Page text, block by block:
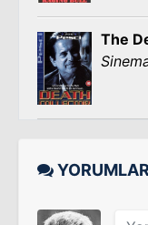
The
YORUMLAR